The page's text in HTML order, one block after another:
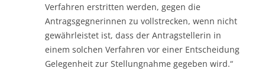
Verfahren erstritten werden, gegen die
Antragsgegnerinnen zu vollstrecken, wenn nicht
gewährleistet ist, dass der Antragstellerin in
einem solchen Verfahren vor einer Entscheidung
Gelegenheit zur Stellungnahme gegeben wird.“